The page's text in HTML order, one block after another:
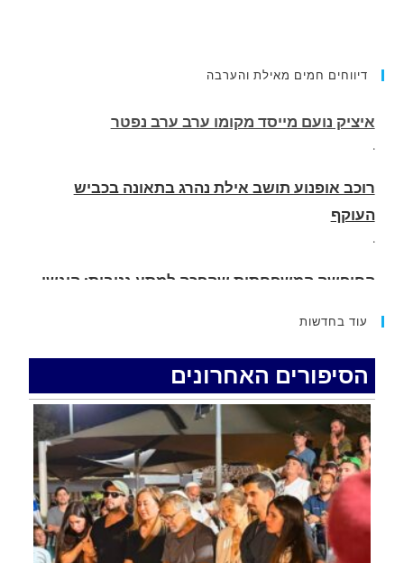
דיווחים חמים מאילת והערבה
רוכב אופנוע תושב אילת נהרג בתאונה בכביש
העוקף
החופשה המשפחתית שהפכה למסע גניבות: הוגשו
.
רכב התנגש במעקה בטיחות בכביש 90 בסמוך לעין
חצבה. פצועים
איציק נועם מייסד מקומו ערב ערב נפטר
עוד בחדשות
הסיפורים האחרונים